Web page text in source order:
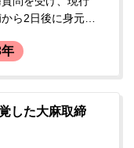
ら2日後に身元引
からは不起訴の
を抱いたご両親
れました。
した大麻取締